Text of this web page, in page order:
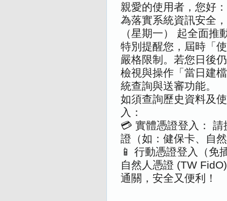
親愛的使用者，您好：
為落實系統資訊安全
（星期一） 起全面推
特別提醒您，屆時「
嚴格限制。若您日後
檢視與操作「當日建
統查詢與送審功能。
如須查詢歷史資料及
入：
💳 實體憑證登入：
證（如：健保卡、自
📱 行動憑證登入（免
自然人憑證 (TW
通關，安全又便利！